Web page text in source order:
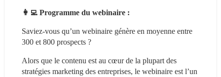
👩‍💻 Programme du webinaire :
Saviez-vous qu’un webinaire génère en moyenne entre
300 et 800 prospects ?
Alors que le contenu est au cœur de la plupart des
stratégies marketing des entreprises, le webinaire est l’un